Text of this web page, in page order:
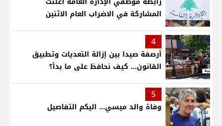
المشاركة في الاضراب العام الاثنين
4
أرصفة صيدا بين إزالة التعديات وتطبيق
القانون... كيف نحافظ على ما بدأ؟
5
وفاة والد ميسي... اليكم التفاصيل